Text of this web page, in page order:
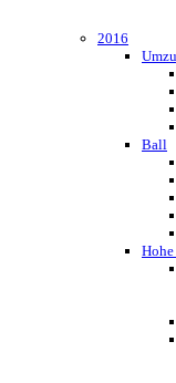
2016
Ball
Hohe